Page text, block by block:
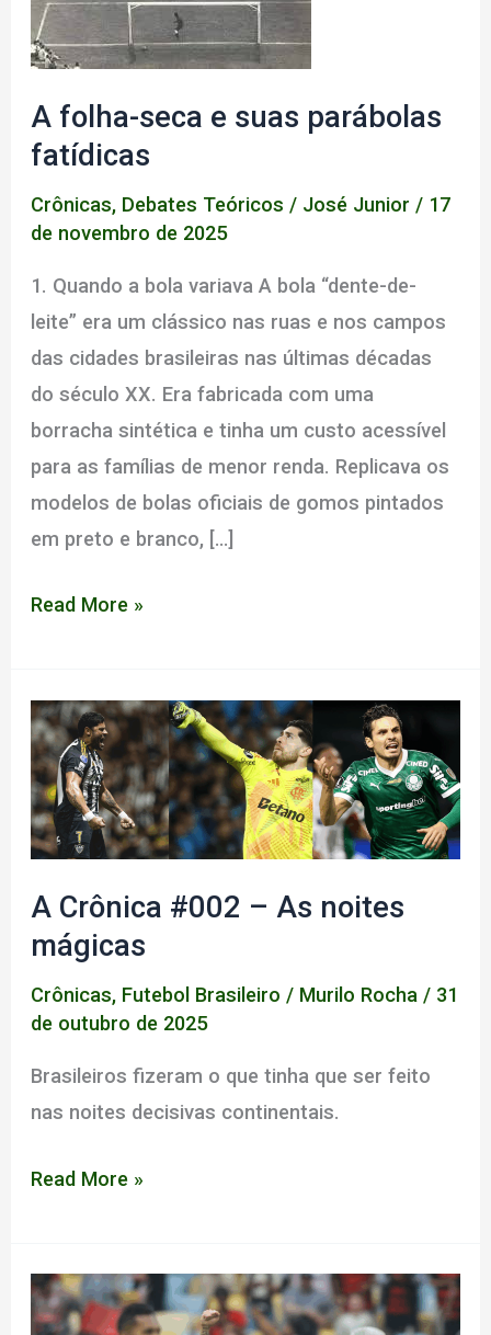
A folha-seca e suas parábolas
fatídicas
Crônicas, Debates Teóricos / José Junior / 17
de novembro de 2025
1. Quando a bola variava A bola “dente-de-
leite” era um clássico nas ruas e nos campos
das cidades brasileiras nas últimas décadas
do século XX. Era fabricada com uma
borracha sintética e tinha um custo acessível
para as famílias de menor renda. Replicava os
modelos de bolas oficiais de gomos pintados
em preto e branco, […]
A
e
suas
parábolas
fatídicas
Read More »
A Crônica #002 – As noites
mágicas
Crônicas, Futebol Brasileiro / Murilo Rocha / 31
de outubro de 2025
Brasileiros fizeram o que tinha que ser feito
nas noites decisivas continentais.
A
–
As
Read More »